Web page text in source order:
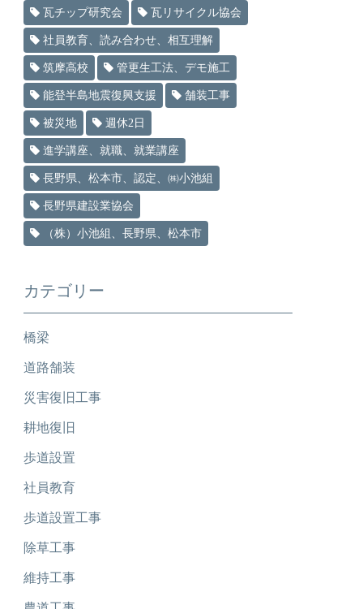
瓦チップ研究会 瓦リサイクル協会
社員教育、読み合わせ、相互理解
筑摩高校 管更生工法、デモ施工
能登半島地震復興支援 舗装工事
被災地 週休2日
進学講座、就職、就業講座
長野県、松本市、認定、㈱小池組
長野県建設業協会
（株）小池組、長野県、松本市
カテゴリー
橋梁
道路舗装
災害復旧工事
耕地復旧
歩道設置
社員教育
歩道設置工事
除草工事
維持工事